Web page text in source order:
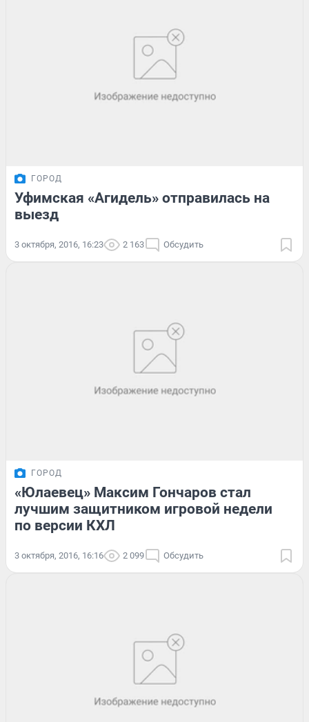
ГОРОД
Уфимская «Агидель» отправилась на
выезд
3 октября, 2016, 16:23 2 163 Обсудить
ГОРОД
«Юлаевец» Максим Гончаров стал
лучшим защитником игровой недели
по версии КХЛ
3 октября, 2016, 16:16 2 099 Обсудить